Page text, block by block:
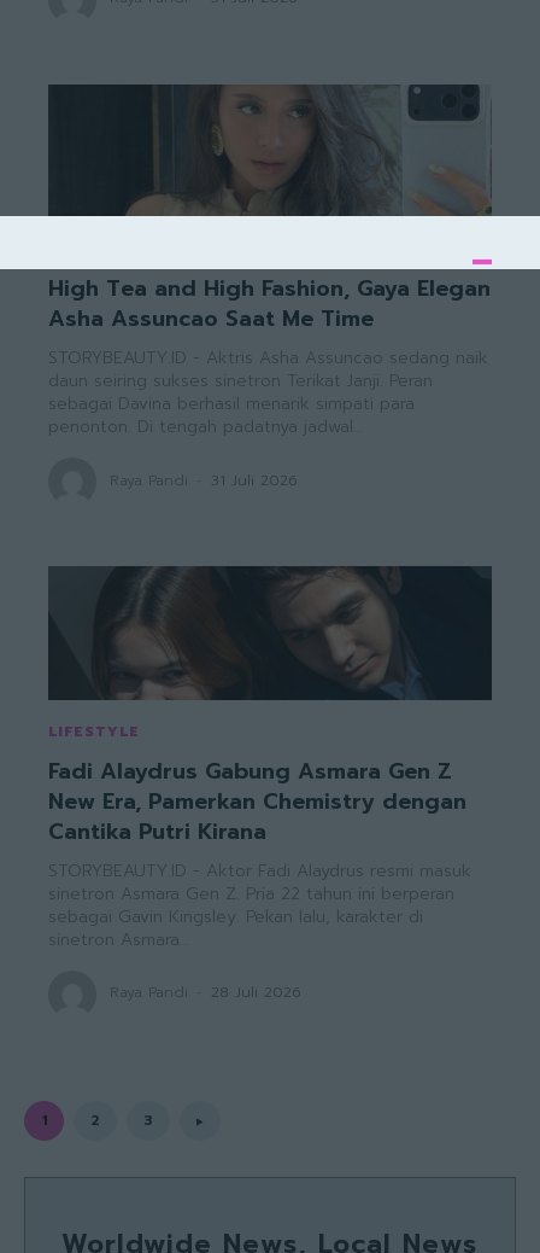
High Tea and High Fashion, Gaya Elegan
Asha Assuncao Saat Me Time
STORYBEAUTY.ID - Aktris Asha Assuncao sedang naik
daun seiring sukses sinetron Terikat Janji. Peran
sebagai Davina berhasil menarik simpati para
penonton. Di tengah padatnya jadwal...
Raya Pandi 31 Juli 2026
LIFESTYLE
Fadi Alaydrus Gabung Asmara Gen Z
New Era, Pamerkan Chemistry dengan
Cantika Putri Kirana
STORYBEAUTY.ID - Aktor Fadi Alaydrus resmi masuk
sinetron Asmara Gen Z. Pria 22 tahun ini berperan
sebagai Gavin Kingsley. Pekan lalu, karakter di
sinetron Asmara...
Raya Pandi 28 Juli 2026
1 2 3
Worldwide News, Local News